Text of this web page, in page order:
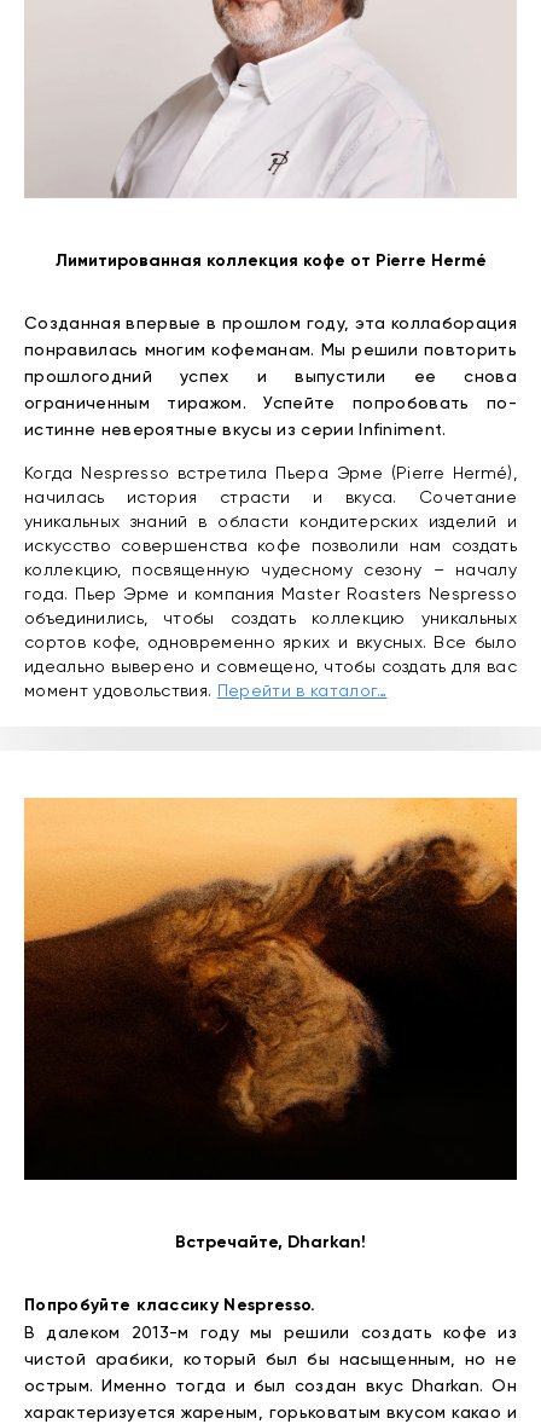
Лимитированная коллекция кофе от Pierre Hermé
Созданная впервые в прошлом году, эта коллаборация
понравилась многим кофеманам. Мы решили повторить
прошлогодний успех и выпустили ее снова
ограниченным тиражом. Успейте попробовать по-
истинне невероятные вкусы из серии Infiniment.
Когда Nespresso встретила Пьера Эрме (Pierre Hermé),
начилась история страсти и вкуса. Сочетание
уникальных знаний в области кондитерских изделий и
искусство совершенства кофе позволили нам создать
коллекцию, посвященную чудесному сезону – началу
года. Пьер Эрме и компания Master Roasters Nespresso
объединились, чтобы создать коллекцию уникальных
сортов кофе, одновременно ярких и вкусных. Все было
идеально выверено и совмещено, чтобы создать для вас
момент удовольствия. Перейти в каталог…
Встречайте, Dharkan!
Попробуйте классику Nespresso.
В далеком 2013-м году мы решили создать кофе из
чистой арабики, который был бы насыщенным, но не
острым. Именно тогда и был создан вкус Dharkan. Он
характеризуется жареным, горьковатым вкусом какао и